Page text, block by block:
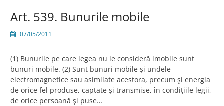
imobile
Art. 539. Bunurile mobile
07/05/2011
(1) Bunurile pe care legea nu le consideră imobile sunt
bunuri mobile. (2) Sunt bunuri mobile şi undele
electromagnetice sau asimilate acestora, precum şi energia
de orice fel produse, captate şi transmise, în condiţiile legii,
de orice persoană şi puse…